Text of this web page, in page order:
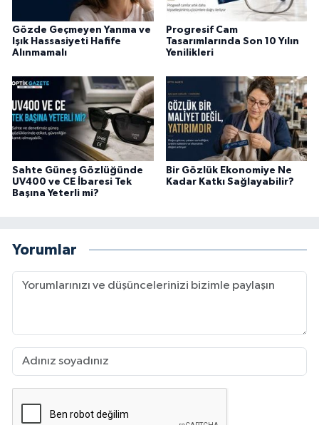
Gözde Geçmeyen Yanma ve
Işık Hassasiyeti Hafife
Alınmamalı
Progresif Cam
Tasarımlarında Son 10 Yılın
Yenilikleri
Sahte Güneş Gözlüğünde
UV400 ve CE İbaresi Tek
Başına Yeterli mi?
Bir Gözlük Ekonomiye Ne
Kadar Katkı Sağlayabilir?
Yorumlar